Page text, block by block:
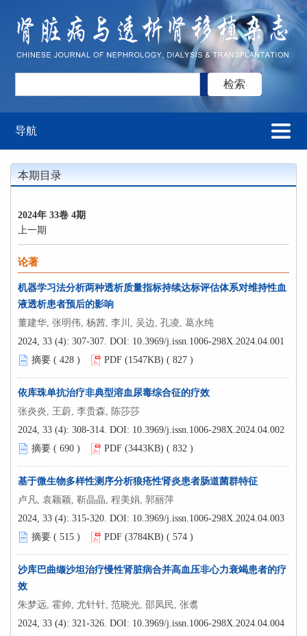
导航
本期目录
2024年 33卷 4期
上一期
论著
机器学习法分析两种透析质量指标持续达标评估体系对维持性血
液透析患者预后的影响
董建华, 张明伟, 杨茜, 李川, 吴边, 孔凌, 葛永纯
2024, 33 (4): 307-307. DOI: 10.3969/j.issn.1006-298X.2024.04.001
摘要 ( 428 ) PDF (1547KB) ( 827 )
依库珠单抗治疗非典型溶血尿毒综合征的疗效
张炎炎, 王蔚, 李贵森, 陈莎莎
2024, 33 (4): 308-314. DOI: 10.3969/j.issn.1006-298X.2024.04.002
摘要 ( 690 ) PDF (3443KB) ( 832 )
基于微生物多样性测序分析狼疮性肾炎患者肠道菌群特征
卢凡, 袁颖颖, 靳晶晶, 程美娟, 郭丽萍
2024, 33 (4): 315-320. DOI: 10.3969/j.issn.1006-298X.2024.04.003
摘要 ( 515 ) PDF (3784KB) ( 574 )
沙库巴曲缬沙坦治疗慢性肾脏病合并高血压非心力衰竭患者的疗
效
朱梦远, 霍帅, 尤针针, 范晓光, 邵凤民, 张翥
2024, 33 (4): 321-326. DOI: 10.3969/j.issn.1006-298X.2024.04.004